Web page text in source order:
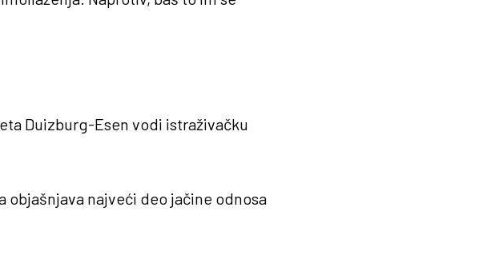
Duizburg-Esen vodi istraživačku
najveći deo jačine odnosa